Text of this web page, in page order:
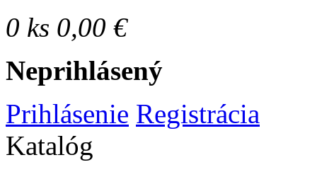
0 ks 0,00 €
Neprihlásený
Prihlásenie Registrácia
Katalóg